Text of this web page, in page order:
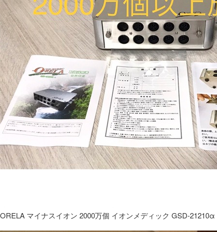
ORELA マイナスイオン 2000万個 イオンメディック GSD-21210α